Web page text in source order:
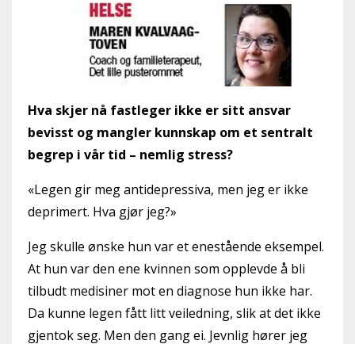
Hva skjer nå fastleger ikke er sitt ansvar
bevisst og mangler kunnskap om et sentralt
begrep i vår tid – nemlig stress?
«Legen gir meg antidepressiva, men jeg er ikke
deprimert. Hva gjør jeg?»
Jeg skulle ønske hun var et enestående eksempel.
At hun var den ene kvinnen som opplevde å bli
tilbudt medisiner mot en diagnose hun ikke har.
Da kunne legen fått litt veiledning, slik at det ikke
gjentok seg. Men den gang ei. Jevnlig hører jeg